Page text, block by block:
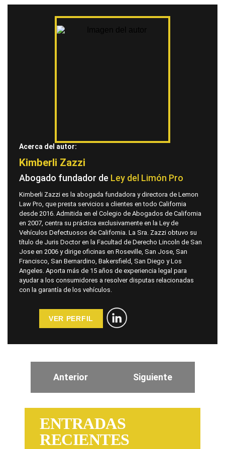
Acerca del autor:
Kimberli Zazzi
Abogado fundador de Ley del Limón Pro
Kimberli Zazzi es la abogada fundadora y directora de Lemon
Law Pro, que presta servicios a clientes en todo California
desde 2016. Admitida en el Colegio de Abogados de California
en 2007, centra su práctica exclusivamente en la Ley de
Vehículos Defectuosos de California. La Sra. Zazzi obtuvo su
título de Juris Doctor en la Facultad de Derecho Lincoln de San
Jose en 2006 y dirige oficinas en Roseville, San Jose, San
Francisco, San Bernardino, Bakersfield, San Diego y Los
Angeles. Aporta más de 15 años de experiencia legal para
ayudar a los consumidores a resolver disputas relacionadas
con la garantía de los vehículos.
VER PERFIL
Anterior Siguiente
ENTRADAS
RECIENTES